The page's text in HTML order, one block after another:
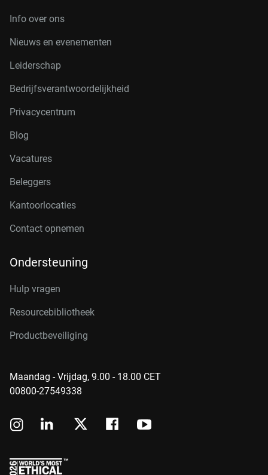
Info over ons
Nieuws en evenementen
Leiderschap
Bedrijfsverantwoordelijkheid
Privacycentrum
Blog
Vacatures
Beleggers
Kantoorlocaties
Contact opnemen
Ondersteuning
Hulp vragen
Resourcebibliotheek
Productbeveiliging
Maandag - Vrijdag, 9.00 - 18.00 CET
00800-27549338